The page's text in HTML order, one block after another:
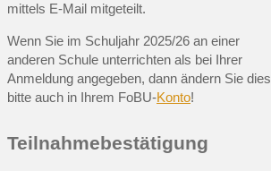
mittels E-Mail mitgeteilt.
Wenn Sie im Schuljahr 2025/26 an einer
anderen Schule unterrichten als bei Ihrer
Anmeldung angegeben, dann ändern Sie dies
bitte auch in Ihrem FoBU-Konto!
Teilnahmebestätigung